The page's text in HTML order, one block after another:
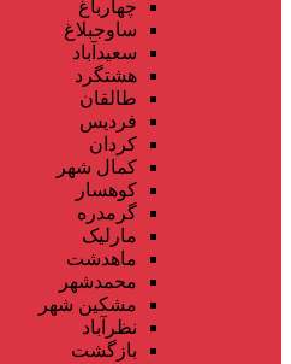
چهارباغ
ساوجبلاغ
سعیدآباد
هشتگرد
طالقان
فردیس
کردان
کمال شهر
کوهسار
گرمدره
مارلیک
ماهدشت
محمدشهر
مشکین شهر
نظرآباد
بازگشت